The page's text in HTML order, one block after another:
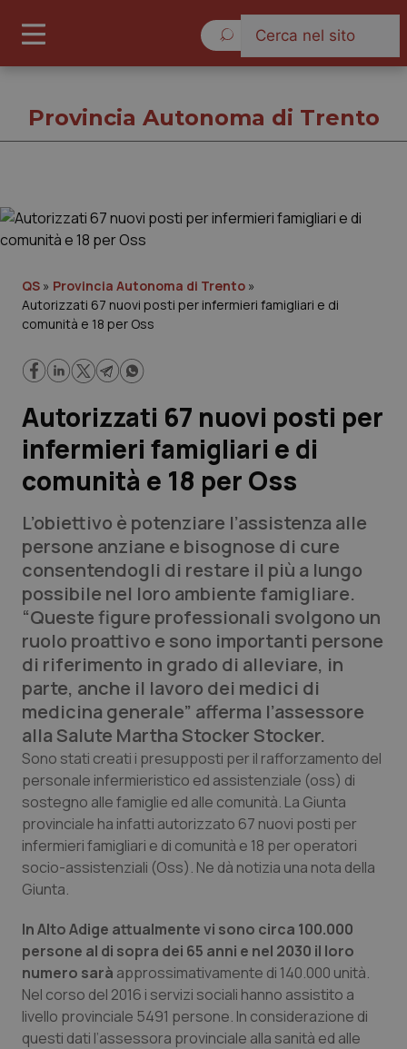
Governo e Parlamento
Regioni e Asl
Lavoro e Professioni
Scienza e Farmaci
Studi e Analisi
Lettere al direttore
Edizioni Regionali
QS Pro
Professionisti Sanitari.AI
Abruzzo
Basilicata
Calabria
Campania
Emilia-Romagna
Friuli Venezia Giulia
Lazio
QS Pro Gold
Artrite & artrosi
Asma & BPCO
Car-T
Colesterolo & coronaropatie
Dermatite Atopica
Diabete & glucometri
QS Club Newsletter
Provincia Autonoma di Trento
QS » Provincia Autonoma di Trento »
Autorizzati 67 nuovi posti per infermieri famigliari e di
comunità e 18 per Oss
Autorizzati 67 nuovi posti per
infermieri famigliari e di
comunità e 18 per Oss
L’obiettivo è potenziare l’assistenza alle
persone anziane e bisognose di cure
consentendogli di restare il più a lungo
possibile nel loro ambiente famigliare.
“Queste figure professionali svolgono un
ruolo proattivo e sono importanti persone
di riferimento in grado di alleviare, in
parte, anche il lavoro dei medici di
medicina generale” afferma l’assessore
alla Salute Martha Stocker Stocker.
Sono stati creati i presupposti per il rafforzamento del
personale infermieristico ed assistenziale (oss) di
sostegno alle famiglie ed alle comunità. La Giunta
provinciale ha infatti autorizzato 67 nuovi posti per
infermieri famigliari e di comunità e 18 per operatori
socio-assistenziali (Oss). Ne dà notizia una nota della
Giunta.
In Alto Adige attualmente vi sono circa 100.000
persone al di sopra dei 65 anni e nel 2030 il loro
numero sarà approssimativamente di 140.000 unità.
Nel corso del 2016 i servizi sociali hanno assistito a
livello provinciale 5491 persone. In considerazione di
questi dati l’assessora provinciale alla sanità ed alle